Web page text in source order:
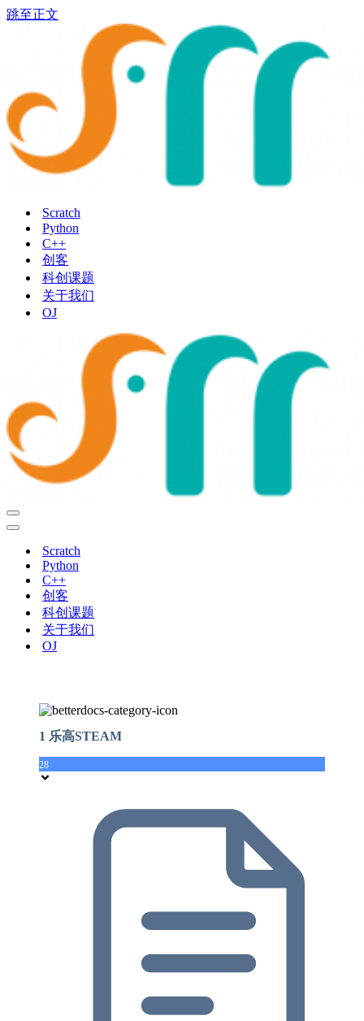
跳至正文
Scratch
Python
C++
创客
科创课题
关于我们
OJ
导
航
导
Scratch
Python
C++
创客
科创课题
关于我们
OJ
1 乐高STEAM
28